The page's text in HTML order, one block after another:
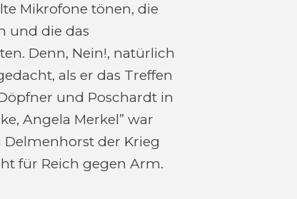
Mikrofone tönen, die
und die das
Denn, Nein!, natürlich
als er das Treffen
und Poschardt in
Angela Merkel” war
der Krieg
für Reich gegen Arm.